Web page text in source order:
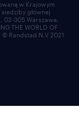
w Krajowym
głównej
02-305 Warszawa.
THE WORLD OF
© Randstad N.V 2021